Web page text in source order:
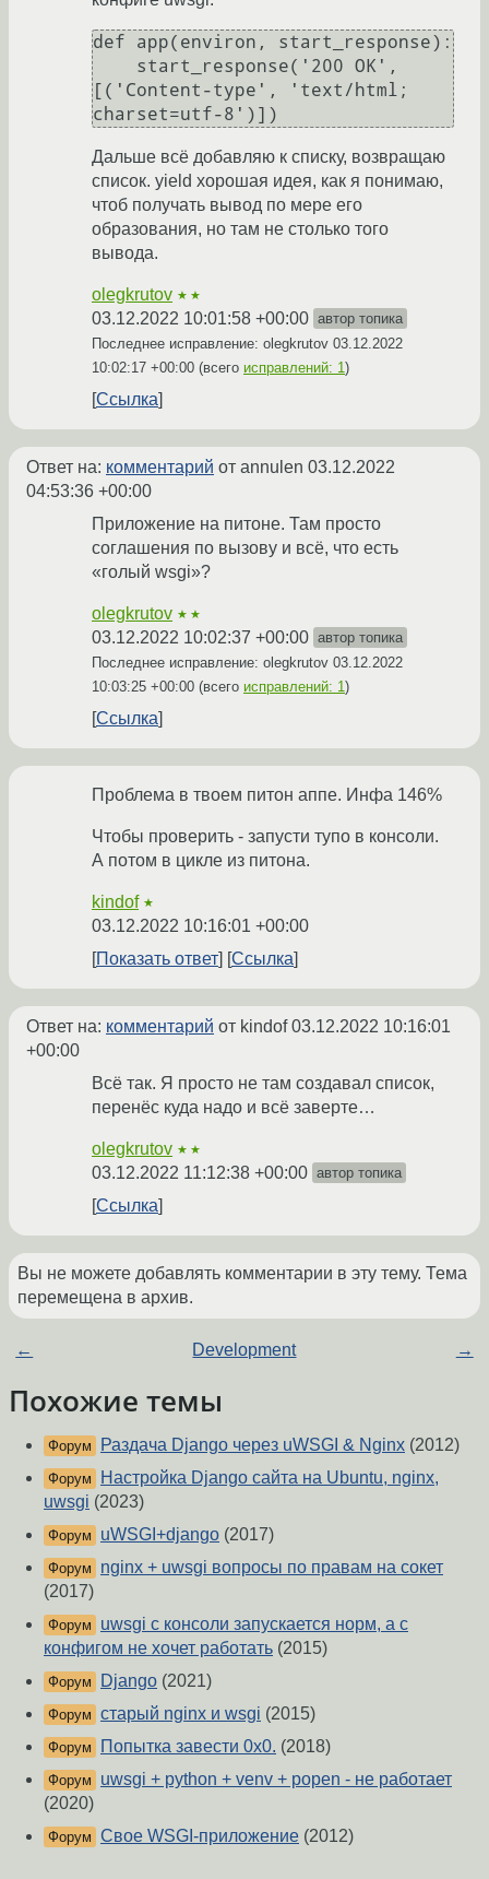
def app(environ, start_response):
[('Content-type', 'text/html;
Дальше всё добавляю к списку, возвращаю
список. yield хорошая идея, как я понимаю,
чтоб получать вывод по мере его
образования, но там не столько того
вывода.
olegkrutov ★★
03.12.2022 10:01:58 +00:00 автор топика
Последнее исправление: olegkrutov 03.12.2022
10:02:17 +00:00 (всего исправлений: 1)
Ссылка
Ответ на: комментарий от annulen 03.12.2022
04:53:36 +00:00
Приложение на питоне. Там просто
соглашения по вызову и всё, что есть
«голый wsgi»?
olegkrutov ★★
03.12.2022 10:02:37 +00:00 автор топика
Последнее исправление: olegkrutov 03.12.2022
10:03:25 +00:00 (всего исправлений: 1)
Ссылка
Проблема в твоем питон аппе. Инфа 146%
Чтобы проверить - запусти тупо в консоли.
А потом в цикле из питона.
kindof ★
03.12.2022 10:16:01 +00:00
Показать ответ
Ссылка
Ответ на: комментарий от kindof03.12.2022 10:16:01
+00:00
Всё так. Я просто не там создавал список,
перенёс куда надо и всё заверте…
olegkrutov ★★
03.12.2022 11:12:38 +00:00 автор топика
Ссылка
Вы не можете добавлять комментарии в эту тему. Тема
перемещена в архив.
← Development →
Похожие темы
Форум Раздача Django через uWSGI & Nginx (2012)
Форум
Настройка Django сайта на Ubuntu, nginx,
uwsgi (2023)
Форум uWSGI+django (2017)
Форум
nginx + uwsgi вопросы по правам на сокет
(2017)
Форум
uwsgi c консоли запускается норм, а с
конфигом не хочет работать (2015)
Форум Django (2021)
Форум старый nginx и wsgi (2015)
Форум Попытка завести 0x0. (2018)
Форум
uwsgi + python + venv + popen - не работает
(2020)
Форум Свое WSGI-приложение (2012)